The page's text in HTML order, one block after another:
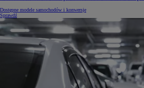
Dostępne modele samochodów i konwersje
Sprawdź